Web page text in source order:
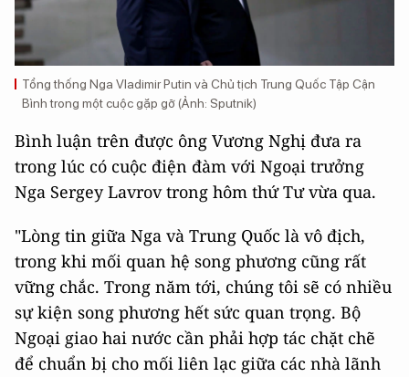
Tổng thống Nga Vladimir Putin và Chủ tịch Trung Quốc Tập Cận
Bình trong một cuộc gặp gỡ (Ảnh: Sputnik)
Bình luận trên được ông Vương Nghị đưa ra
trong lúc có cuộc điện đàm với Ngoại trưởng
Nga Sergey Lavrov trong hôm thứ Tư vừa qua.
"Lòng tin giữa Nga và Trung Quốc là vô địch,
trong khi mối quan hệ song phương cũng rất
vững chắc. Trong năm tới, chúng tôi sẽ có nhiều
sự kiện song phương hết sức quan trọng. Bộ
Ngoại giao hai nước cần phải hợp tác chặt chẽ
để chuẩn bị cho mối liên lạc giữa các nhà lãnh